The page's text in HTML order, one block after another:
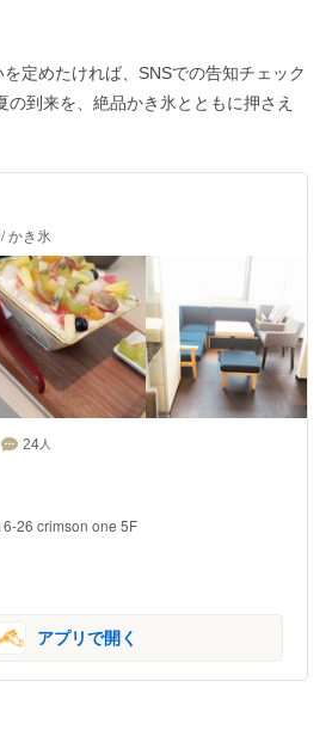
定めたければ、SNSでの告知チェック
の到来を、絶品かき氷とともに押さえ
かき氷
24 人
26 crimson one 5F
アプリで開く